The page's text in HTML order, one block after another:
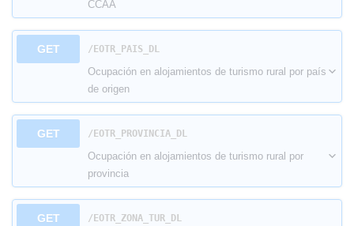
CCAA
GET ​/EOTR_PAIS_DL
Ocupación en alojamientos de turismo rural por país
de origen
GET ​/EOTR_PROVINCIA_DL
Ocupación en alojamientos de turismo rural por
provincia
GET ​/EOTR_ZONA_TUR_DL